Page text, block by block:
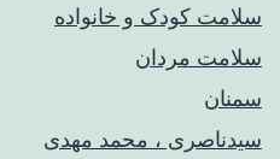
سلامت کودک‌ و خانواده
سلامت مردان
سمنان
سیدناصری ، محمد مهدی